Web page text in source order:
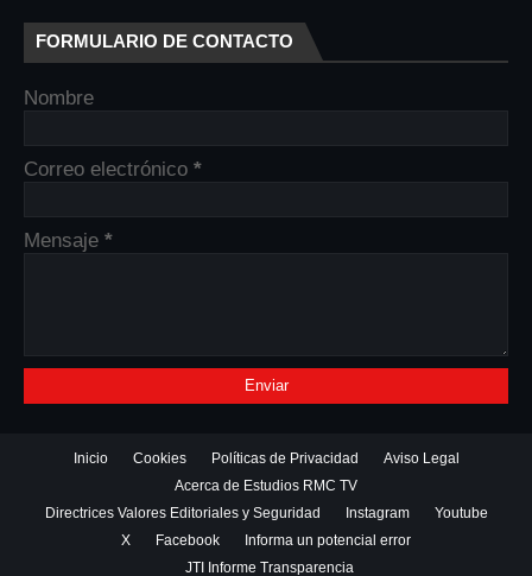
FORMULARIO DE CONTACTO
Nombre
Correo electrónico *
Mensaje *
Inicio Cookies Políticas de Privacidad
Aviso Legal
Acerca de Estudios RMC TV
Directrices Valores Editoriales y Seguridad
Instagram
Youtube
X
Facebook
Informa un potencial error
JTI Informe Transparencia